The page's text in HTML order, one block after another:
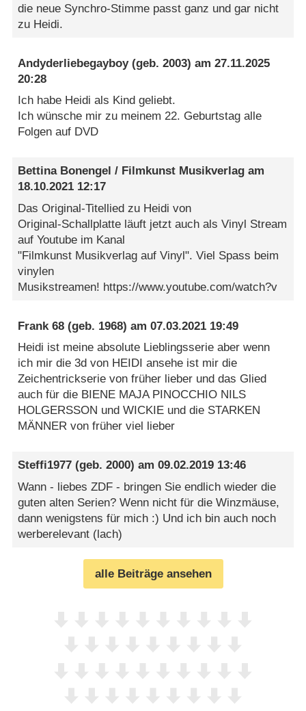
die neue Synchro-Stimme passt ganz und gar nicht
zu Heidi.
Andyderliebegayboy(geb. 2003) am27.11.2025
20:28
Ich habe Heidi als Kind geliebt.
Ich wünsche mir zu meinem 22. Geburtstag alle
Folgen auf DVD
Bettina Bonengel / Filmkunst Musikverlag am
18.10.2021 12:17
Das Original-Titellied zu Heidi von
Original-Schallplatte läuft jetzt auch als Vinyl Stream
auf Youtube im Kanal
"Filmkunst Musikverlag auf Vinyl". Viel Spass beim
vinylen
Musikstreamen! https://www.youtube.com/watch?v
Frank 68 (geb. 1968) am07.03.2021 19:49
Heidi ist meine absolute Lieblingsserie aber wenn
ich mir die 3d von HEIDI ansehe ist mir die
Zeichentrickserie von früher lieber und das Glied
auch für die BIENE MAJA PINOCCHIO NILS
HOLGERSSON und WICKIE und die STARKEN
MÄNNER von früher viel lieber
Steffi1977 (geb. 2000) am09.02.2019 13:46
Wann - liebes ZDF - bringen Sie endlich wieder die
guten alten Serien? Wenn nicht für die Winzmäuse,
dann wenigstens für mich :) Und ich bin auch noch
werberelevant (lach)
alle Beiträge ansehen